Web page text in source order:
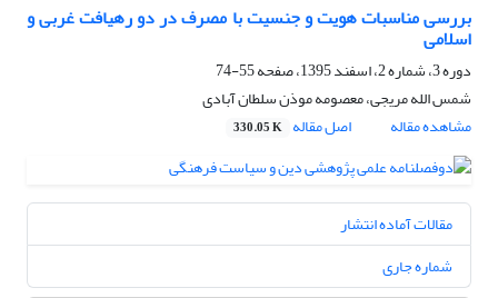
بررسی مناسبات هویت و جنسیت با مصرف در دو رهیافت غربی و
اسلامی
دوره 3، شماره 2، اسفند 1395، صفحه
55-74
شمس الله مریجی، معصومه موذن سلطان آبادی
مشاهده مقاله
اصل مقاله 330.05 K
مقالات آماده انتشار
شماره جاری